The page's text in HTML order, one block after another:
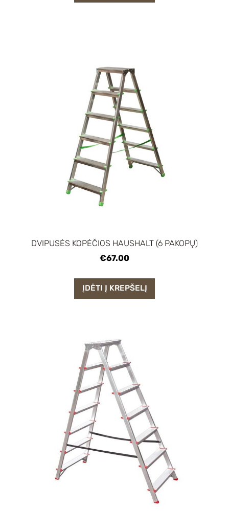
DVIPUSĖS KOPĖČIOS HAUSHALT (6 PAKOPŲ)
€67.00
ĮDĖTI Į KREPŠELĮ